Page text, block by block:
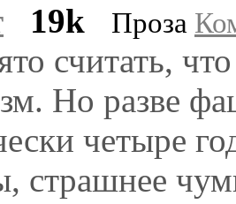
19k Проза
считать,
Но разве
четыре
страшнее